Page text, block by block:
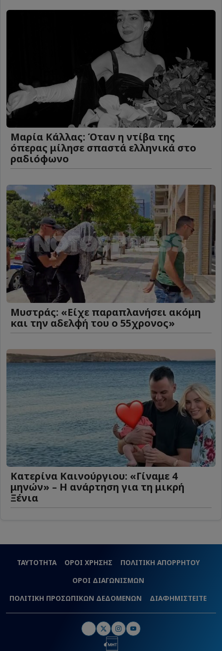
Μαρία Κάλλας: Όταν η ντίβα της
όπερας μίλησε σπαστά ελληνικά στο
ραδιόφωνο
Μυστράς: «Είχε παραπλανήσει ακόμη
και την αδελφή του ο 55χρονος»
Κατερίνα Καινούργιου: «Γίναμε 4
μηνών» – Η ανάρτηση για τη μικρή
Ξένια
ΤΑΥΤΟΤΗΤΑ ΟΡΟΙ ΧΡΗΣΗΣ
ΠΟΛΙΤΙΚΗ ΑΠΟΡΡΗΤΟΥ
ΟΡΟΙ ΔΙΑΓΩΝΙΣΜΩΝ
ΠΟΛΙΤΙΚΗ ΠΡΟΣΩΠΙΚΩΝ ΔΕΔΟΜΕΝΩΝ
ΔΙΑΦΗΜΙΣΤΕΙΤΕ